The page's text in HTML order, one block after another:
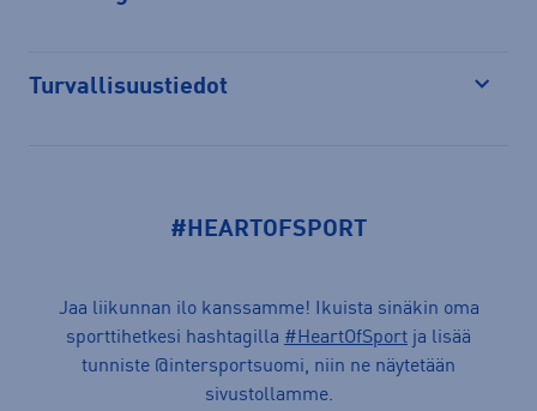
Turvallisuustiedot
#HEARTOFSPORT
Jaa liikunnan ilo kanssamme! Ikuista sinäkin oma
sporttihetkesi hashtagilla #HeartOfSport ja lisää
tunniste @intersportsuomi, niin ne näytetään
sivustollamme.